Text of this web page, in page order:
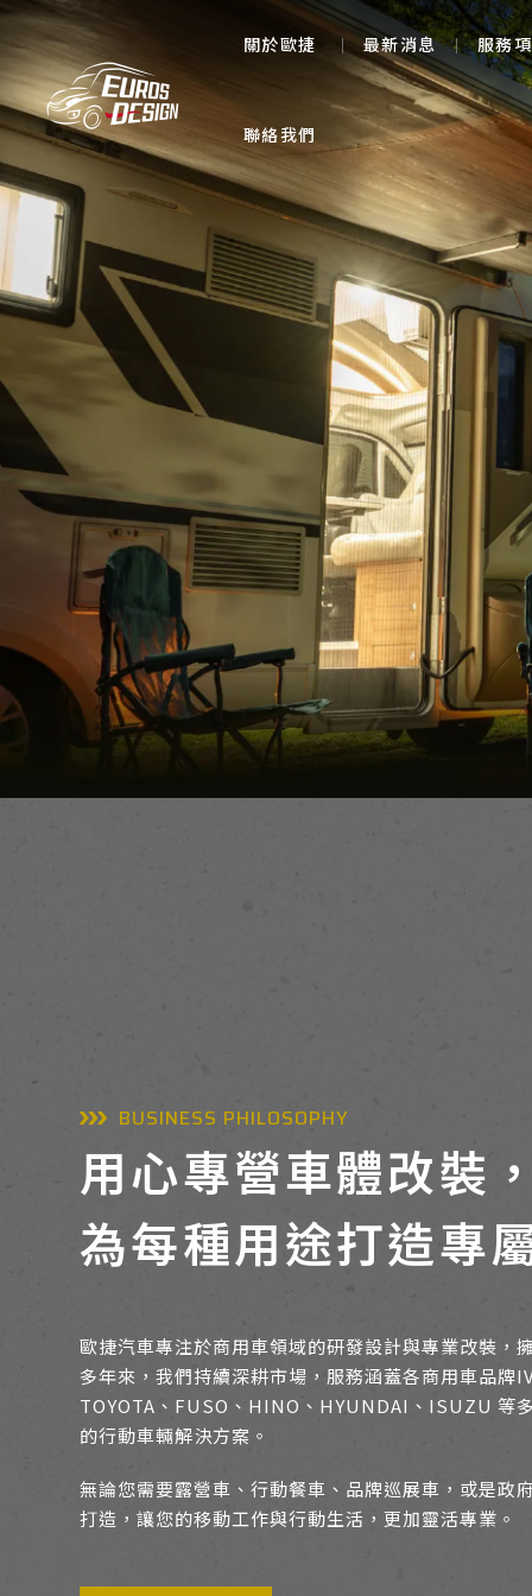
關於歐捷 最新消息 服務
聯絡我們
BUSINESS PHILOSOPHY
用心專營車體改裝
為每種用途打造專
歐捷汽車專注於商用車領域的研發設計與專業改裝，
多年來，我們持續深耕市場，服務涵蓋各商用車品
TOYOTA、FUSO、HINO、HYUNDAI、ISUZU 等
的行動車輛解決方案。
無論您需要露營車、行動餐車、品牌巡展車，或是政
打造，讓您的移動工作與行動生活，更加靈活專業。